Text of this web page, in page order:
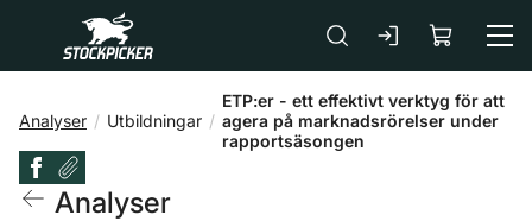
Gå till huvudinnehåll
Analyser Utbildningar
ETP:er - ett effektivt verktyg för att
agera på marknadsrörelser under
rapportsäsongen
Analyser